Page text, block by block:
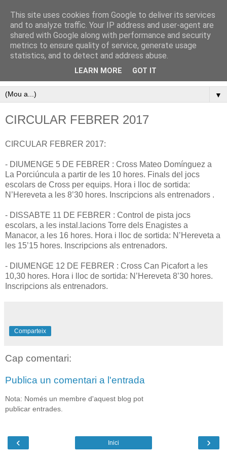
Pàgina oficial del Club
Atletisme Porreres
Disfruta de l’atletisme a Porreres
▼
CIRCULAR FEBRER 2017
CIRCULAR FEBRER 2017:
- DIUMENGE 5 DE FEBRER : Cross Mateo Domínguez a
La Porciúncula a partir de les 10 hores. Finals del jocs
escolars de Cross per equips. Hora i lloc de sortida:
N’Hereveta a les 8’30 hores. Inscripcions als entrenadors .
- DISSABTE 11 DE FEBRER : Control de pista jocs
escolars, a les instal.lacions Torre dels Enagistes a
Manacor, a les 16 hores. Hora i lloc de sortida: N’Hereveta a
les 15’15 hores. Inscripcions als entrenadors.
- DIUMENGE 12 DE FEBRER : Cross Can Picafort a les
10,30 hores. Hora i lloc de sortida: N’Hereveta 8’30 hores.
Inscripcions als entrenadors.
Comparteix
Cap comentari:
Publica un comentari a l'entrada
Nota: Només un membre d'aquest blog pot
publicar entrades.
‹ ›
Inici
This site uses cookies from Google to deliver its services
and to analyze traffic. Your IP address and user-agent are
shared with Google along with performance and security
metrics to ensure quality of service, generate usage
statistics, and to detect and address abuse.
LEARN MORE GOT IT